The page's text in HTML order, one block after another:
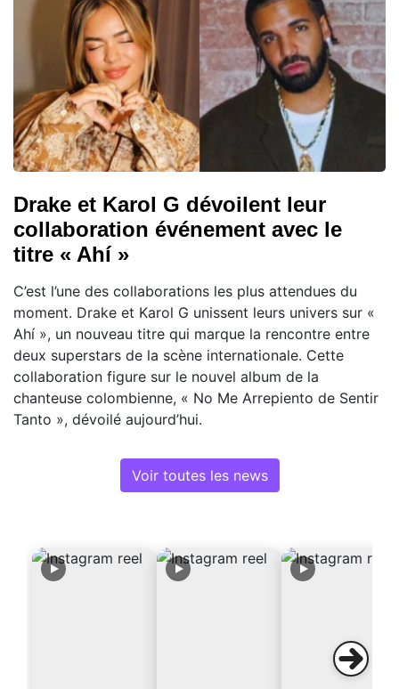
Drake et Karol G dévoilent leur
collaboration événement avec le
titre « Ahí »
C’est l’une des collaborations les plus attendues du
moment. Drake et Karol G unissent leurs univers sur «
Ahí », un nouveau titre qui marque la rencontre entre
deux superstars de la scène internationale. Cette
collaboration figure sur le nouvel album de la
chanteuse colombienne, « No Me Arrepiento de Sentir
Tanto », dévoilé aujourd’hui.
Voir toutes les news